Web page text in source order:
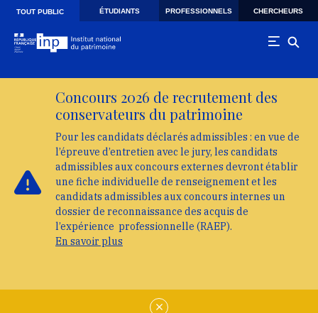
Skip to main navigation
Aller au contenu principal
TOUT PUBLIC ÉTUDIANTS PROFESSIONNELS CHERCHEURS
Concours 2026 de recrutement des
conservateurs du patrimoine
Pour les candidats déclarés admissibles : en vue de
l’épreuve d’entretien avec le jury, les candidats
admissibles aux concours externes devront établir
une fiche individuelle de renseignement et les
candidats admissibles aux concours internes un
dossier de reconnaissance des acquis de
l’expérience professionnelle (RAEP).
En savoir plus